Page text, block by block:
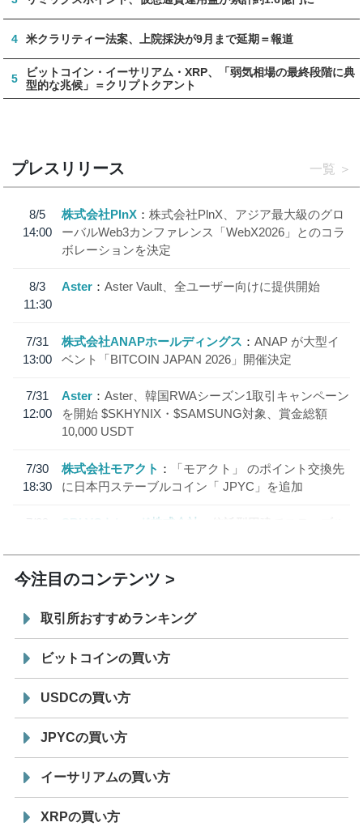
4 米クラリティー法案、上院採決が9月まで延期＝報道
5
ビットコイン・イーサリアム・XRP、「弱気相場の最終段階に典
型的な兆候」＝クリプトクアント
プレスリリース 一覧
8/5
14:00
株式会社PlnX
株式会社PlnX、アジア最大級のグロ
ーバルWeb3カンファレンス「WebX2026」とのコラ
ボレーションを決定
8/3
11:30
Aster Aster Vault、全ユーザー向けに提供開始
7/31
13:00
株式会社ANAPホールディングス
ANAP が大型イ
ベント「BITCOIN JAPAN 2026」開催決定
7/31
12:00
Aster
Aster、韓国RWAシーズン1取引キャンペーン
を開始 $SKHYNIX・$SAMSUNG対象、賞金総額
10,000 USDT
7/30
18:30
株式会社モアクト
「モアクト」 のポイント交換先
に日本円ステーブルコイン「 JPYC」を追加
7/29
SBI VCトレード株式会社
信託型円建てステーブル
今注目のコンテンツ
取引所おすすめランキング
ビットコインの買い方
USDCの買い方
JPYCの買い方
イーサリアムの買い方
XRPの買い方